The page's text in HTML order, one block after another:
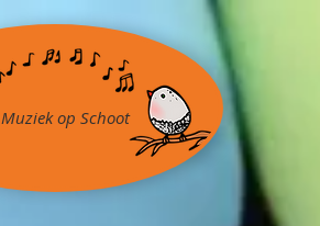
Muziek op Schoot